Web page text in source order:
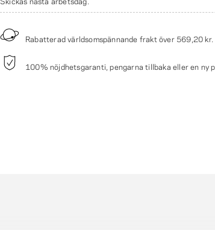
Rabatterad världsomspännande frakt över 569,20 kr.
100% nöjdhetsgaranti, pengarna tillbaka eller en ny